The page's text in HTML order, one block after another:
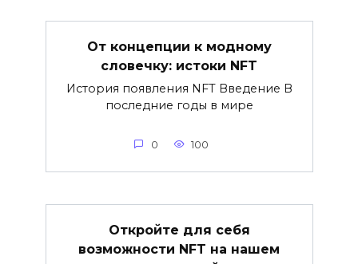
От концепции к модному
словечку: истоки NFT
История появления NFT Введение В
последние годы в мире
0 100
Откройте для себя
возможности NFT на нашем